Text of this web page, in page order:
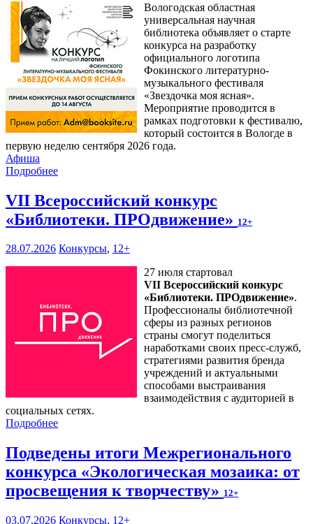
Вологодская областная
универсальная научная
библиотека объявляет о старте
конкурса на разработку
официального логотипа
Фокинского литературно-
музыкального фестиваля
«Звездочка моя ясная».
Мероприятие проводится в
рамках подготовки к фестивалю,
который состоится в Вологде в
первую неделю сентября 2026 года.
Афиша
Подробнее
VII Всероссийский конкурс
«Библиотеки. ПРОдвижение» 12+
28.07.2026 Конкурсы, 12+
27 июля стартовал
VII Всероссийский конкурс
«Библиотеки. ПРОдвижение».
Профессионалы библиотечной
сферы из разных регионов
страны смогут поделиться
наработками своих пресс-служб,
стратегиями развития бренда
учреждений и актуальными
способами выстраивания
взаимодействия с аудиторией в
социальных сетях.
Подробнее
Подведены итоги Межрегионального
конкурса «Экологическая мозаика: от
просвещения к творчеству» 12+
03.07.2026 Конкурсы, 12+